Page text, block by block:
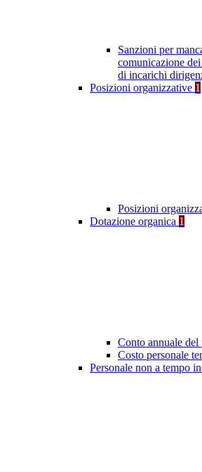
Sanzioni per
comunicazione
di incarichi
Posizioni organizzative 1
Posizioni
Dotazione organica 1
Conto annuale del
Costo personale
Personale non a tempo